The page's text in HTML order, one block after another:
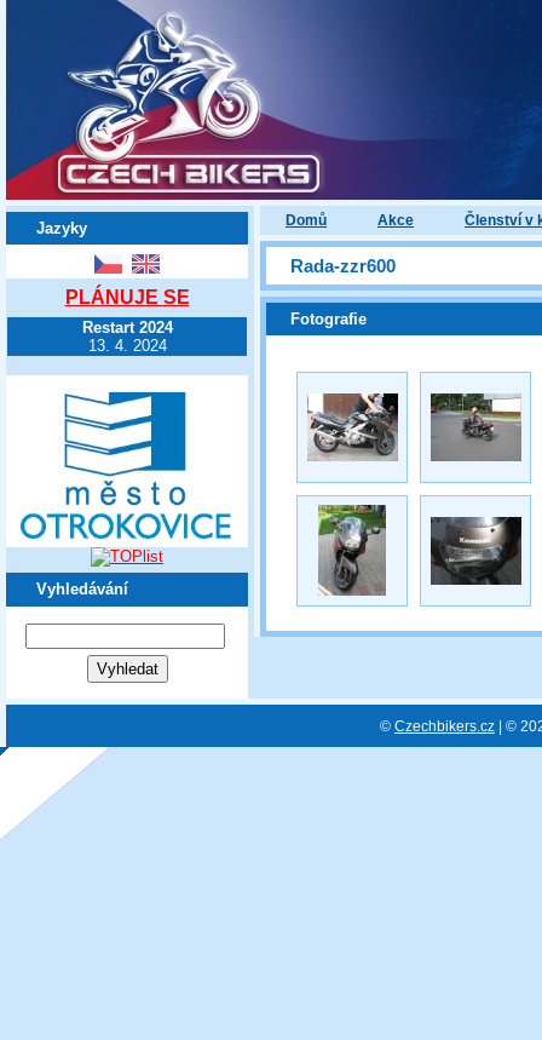
Domů Akce Členství v
Jazyky
PLÁNUJE SE
Restart 2024
13. 4. 2024
Vyhledávání
Rada-zzr600
Fotografie
© Czechbikers.cz | ©